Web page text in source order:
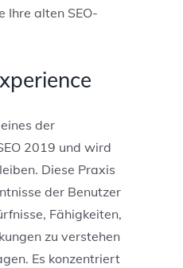
Ihre alten SEO-
der
2019 und wird
Diese Praxis
der Benutzer
Fähigkeiten,
zu verstehen
Es konzentriert